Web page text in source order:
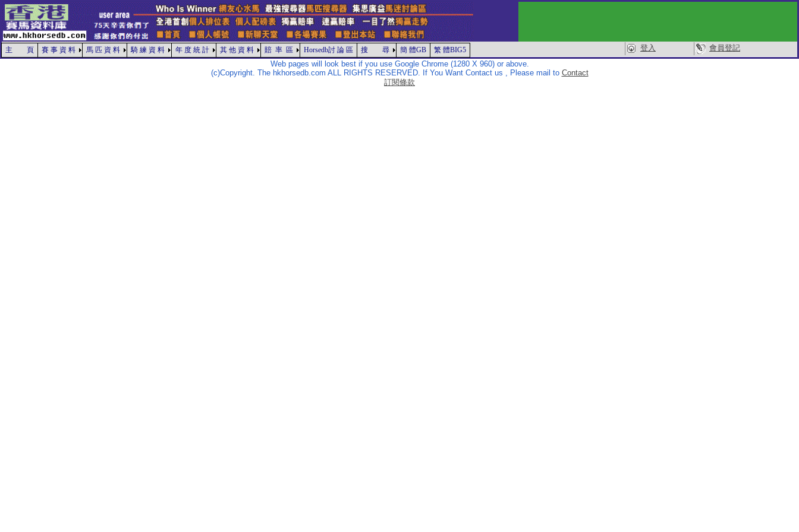
主 頁 賽 事 資 料 馬 匹 資 料 騎 練 資 料 年 度 統 計 其 他 資 料 賠 率 區 Horsedb討 論 區 搜 尋 簡 體GB 繁 體BIG5 登入
會員登記
Web pages will look best if you use Google Chrome (1280 X 960) or above.
(c)Copyright. The hkhorsedb.com ALL RIGHTS RESERVED. If You Want Contact us , Please mail to Contact
訂閱條款